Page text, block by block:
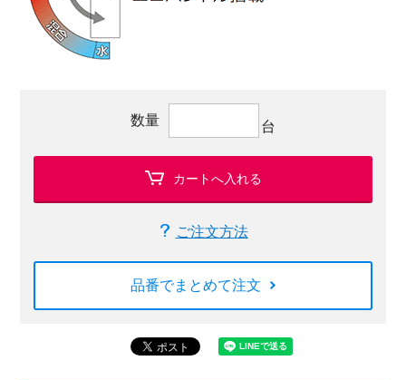
数量 台
カートへ入れる
ご注文方法
品番でまとめて注文